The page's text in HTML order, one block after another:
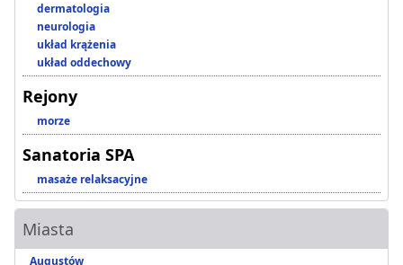
dermatologia
neurologia
układ krążenia
układ oddechowy
Rejony
morze
Sanatoria SPA
masaże relaksacyjne
Miasta
Augustów